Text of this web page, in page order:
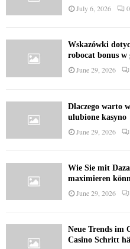
July 6, 2026 0
Wskazówki
robocat bonus w
June 29, 2026
Dlaczego warto
ulubione kasyno
June 29, 2026
Wie Sie mit
maximieren
June 29, 2026
Neue Trends im
Casino Schritt